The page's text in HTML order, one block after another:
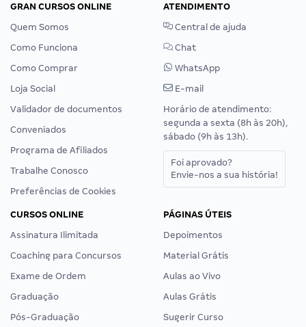
GRAN CURSOS ONLINE
Quem Somos
Como Funciona
Como Comprar
Loja Social
Validador de documentos
Conveniados
Programa de Afiliados
Trabalhe Conosco
Preferências de Cookies
ATENDIMENTO
Central de ajuda
Chat
WhatsApp
E-mail
Horário de atendimento:
segunda a sexta (8h às 20h),
sábado (9h às 13h).
Foi aprovado?
Envie-nos a sua história!
CURSOS ONLINE
Assinatura Ilimitada
Coaching para Concursos
Exame de Ordem
Graduação
Pós-Graduação
PÁGINAS ÚTEIS
Depoimentos
Material Grátis
Aulas ao Vivo
Aulas Grátis
Sugerir Curso